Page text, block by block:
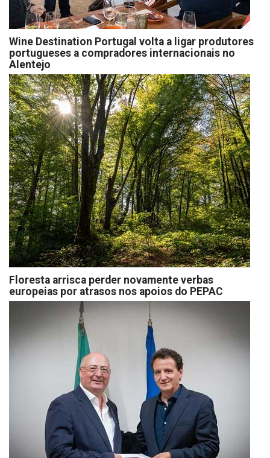
Wine Destination Portugal volta a ligar produtores
portugueses a compradores internacionais no
Alentejo
Floresta arrisca perder novamente verbas
europeias por atrasos nos apoios do PEPAC